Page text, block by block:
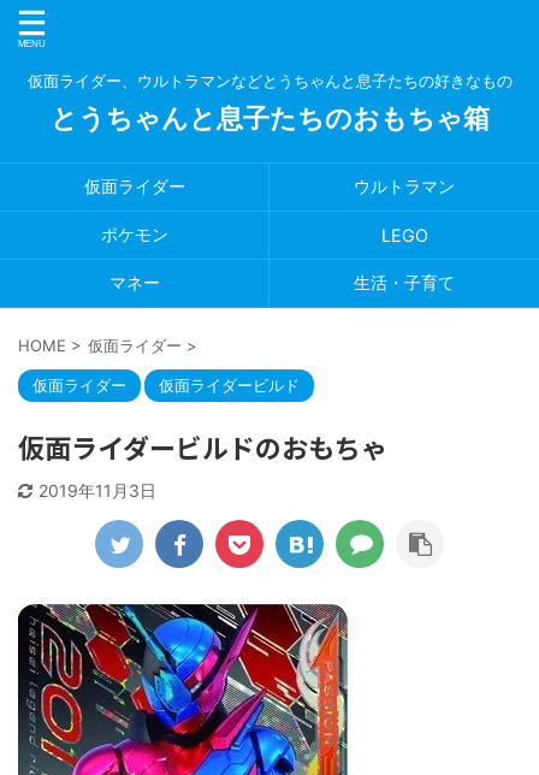
仮面ライダー、ウルトラマンなどとうちゃんと息子たちの好きなもの
とうちゃんと息子たちのおもちゃ箱
仮面ライダー ウルトラマン
ポケモン LEGO
マネー 生活・子育て
HOME > 仮面ライダー >
仮面ライダー 仮面ライダービルド
仮面ライダービルドのおもちゃ
2019年11月3日